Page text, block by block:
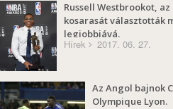
Russell Westbrookot,
kosarasát választották
legjobbjává.
Hírek 2017. 06. 27.
Az Angol bajnok
Olympique Lyon.